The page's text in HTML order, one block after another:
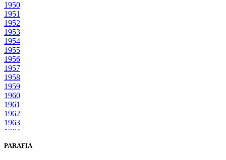
1950
1951
1952
1953
1954
1955
1956
1957
1958
1959
1960
1961
1962
1963
1964
1966
PARAFIA